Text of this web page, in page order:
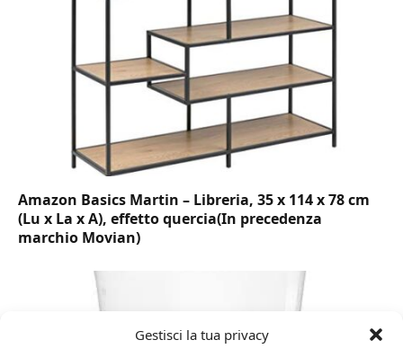
Gestisci la tua privacy
Amazon Basics Martin – Libreria, 35 x 114 x 78 cm
(Lu x La x A), effetto quercia(In precedenza
marchio Movian)